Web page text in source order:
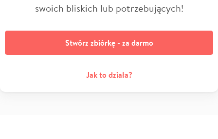
swoich bliskich lub potrzebujących!
Stwórz zbiórkę - za darmo
Jak to działa?